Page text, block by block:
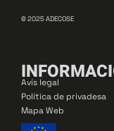
© 2025 ADECOSE
Avís legal
Política de privadesa
Mapa Web